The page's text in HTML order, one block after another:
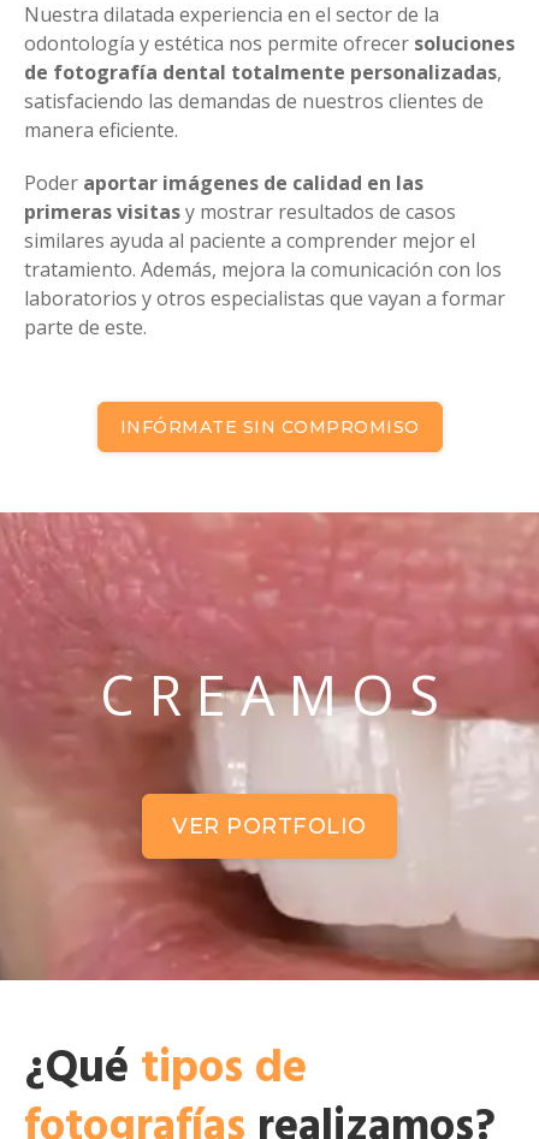
Nuestra dilatada experiencia en el sector de la
odontología y estética nos permite ofrecer soluciones
de fotografía dental totalmente personalizadas,
satisfaciendo las demandas de nuestros clientes de
manera eficiente.
Poder aportar imágenes de calidad en las
primeras visitasy mostrar resultados de casos
similares ayuda al paciente a comprender mejor el
tratamiento. Además, mejora la comunicación con los
laboratorios y otros especialistas que vayan a formar
parte de este.
INFÓRMATE SIN COMPROMISO
C R E A M O S
VER PORTFOLIO
¿Quétipos de